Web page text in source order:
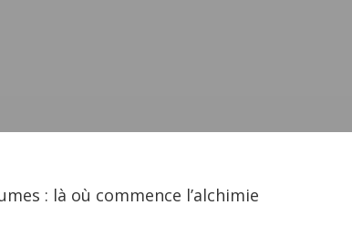
: là où commence l’alchimie